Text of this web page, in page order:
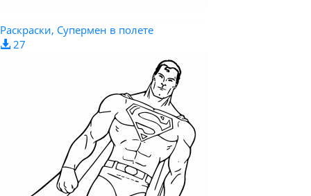
Раскраски, Супермен в полете
27